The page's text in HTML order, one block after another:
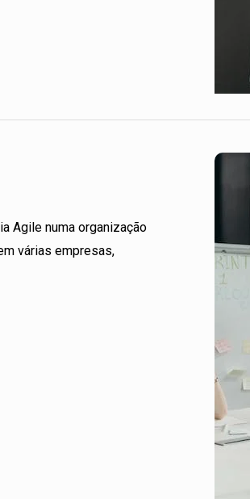
Agile numa organização
várias empresas,